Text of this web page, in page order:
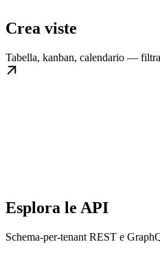
Crea viste
Tabella, kanban, calendario —
Esplora le API
Schema-per-tenant REST e